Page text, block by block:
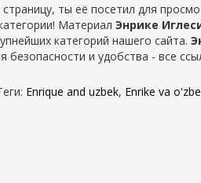
ты её посетил для
Материал Энрике
категорий нашего сайта.
безопасности и удобства - все
: Enrique and uzbek, Enrike va